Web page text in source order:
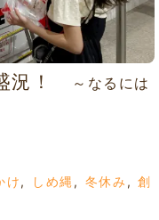
況！
～なるには
け, しめ縄 , 冬休み ,創